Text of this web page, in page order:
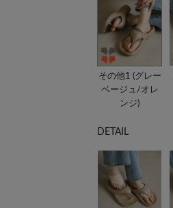
その他1 (グレー
ベージュ/オレ
ンジ)
DETAIL